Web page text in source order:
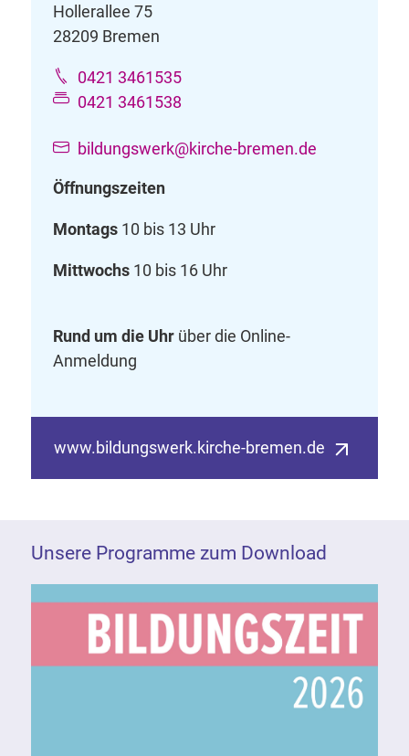
Hollerallee 75
28209 Bremen
0421 3461535
0421 3461538
bildungswerk@kirche-bremen.de
Öffnungszeiten
Montags 10 bis 13 Uhr
Mittwochs 10 bis 16 Uhr
Rund um die Uhr über die Online-
Anmeldung
www.bildungswerk.kirche-bremen.de
Unsere Programme zum Download